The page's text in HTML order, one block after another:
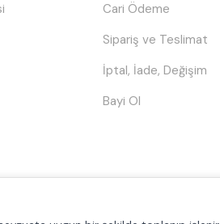
Cari Ödeme
Sipariş ve Teslimat
İptal, İade, Değişim
Bayi Ol